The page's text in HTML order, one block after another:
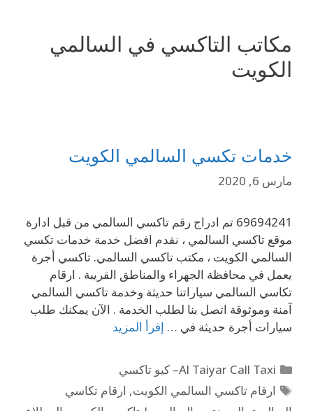
مكاتب التاكسي في السالمي
الكويت
خدمات تكسي السالمي الكويت
مارس 6, 2020
69694241 تم ادراج رقم تاكسي السالمي من قبل ادارة
موقع تاكسي السالمي ، نقدم افضل خدمة خدمات تكسي
السالمي الكويت ، مكتب تاكسي السالمي. تاكسي أجرة
يعمل في محافظة الجهراء والمناطق القريبة . ارقام
تكاسي السالمي سياراتنا حديثة وخدمة تاكسي السالمي
آمنة وموثوقة اتصل بنا لطلب الخدمة . الآن يمكنك طلب
سيارات أجرة حديثة في … إقرأ المزيد
Al Taiyar Call Taxi– كيو تاكسي
ارقام تاكسي السالمي الكويت, ارقام تكاسي